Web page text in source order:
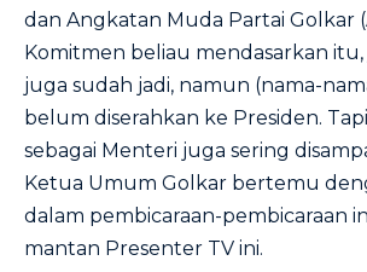
dan Angkatan Muda Partai Golkar
Komitmen beliau mendasarkan itu,
juga sudah jadi, namun (nama-
belum diserahkan ke Presiden.
sebagai Menteri juga sering
Ketua Umum Golkar bertemu
dalam pembicaraan-pembicaraan
mantan Presenter TV ini.